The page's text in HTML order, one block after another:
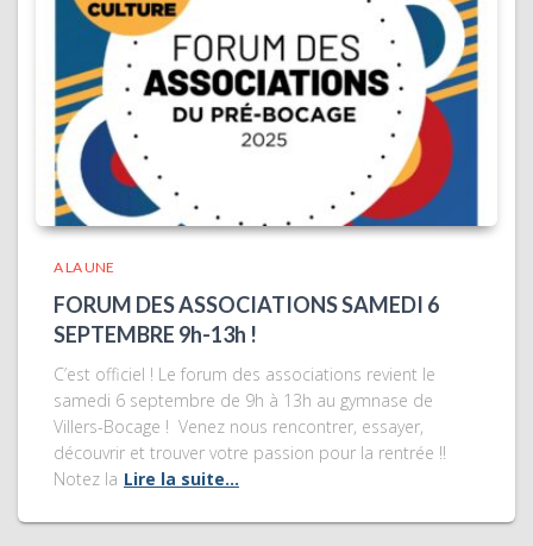
A LA UNE
FORUM DES ASSOCIATIONS SAMEDI 6
SEPTEMBRE 9h-13h !
C’est officiel ! Le forum des associations revient le
samedi 6 septembre de 9h à 13h au gymnase de
Villers-Bocage ! Venez nous rencontrer, essayer,
découvrir et trouver votre passion pour la rentrée !!
Notez la Lire la suite…